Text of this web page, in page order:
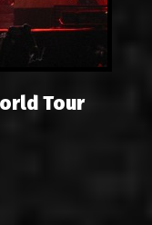
Tour